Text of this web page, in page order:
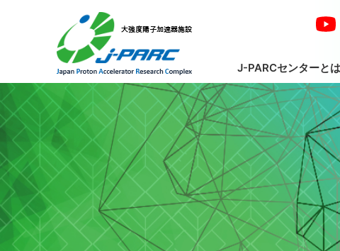
J-PARCセンターとは